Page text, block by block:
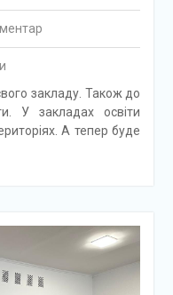
закладу. Також до
У закладах освіти
А тепер буде